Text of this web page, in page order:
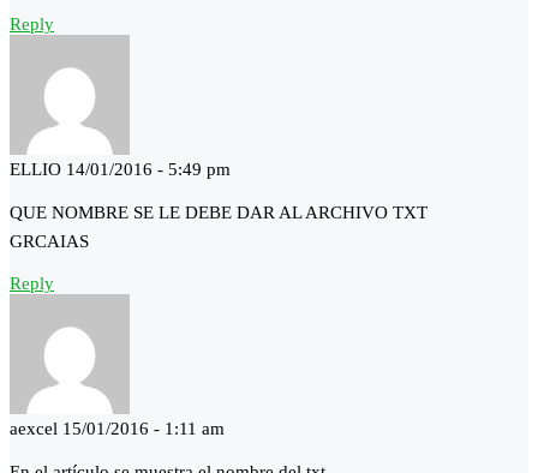
Reply
ELLIO 14/01/2016 - 5:49 pm
QUE NOMBRE SE LE DEBE DAR AL ARCHIVO TXT
GRCAIAS
Reply
aexcel 15/01/2016 - 1:11 am